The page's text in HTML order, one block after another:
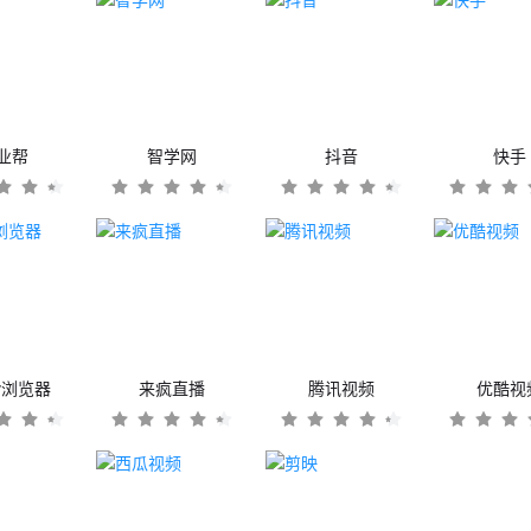
帮 智学网 抖音 快手
览器 来疯直播 腾讯视频 优酷视